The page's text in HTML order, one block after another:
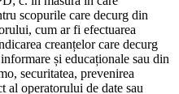
scopurile care decurg din
cum ar fi efectuarea
creanțelor care decurg
și educaționale sau din
securitatea, prevenirea
al operatorului de date sau